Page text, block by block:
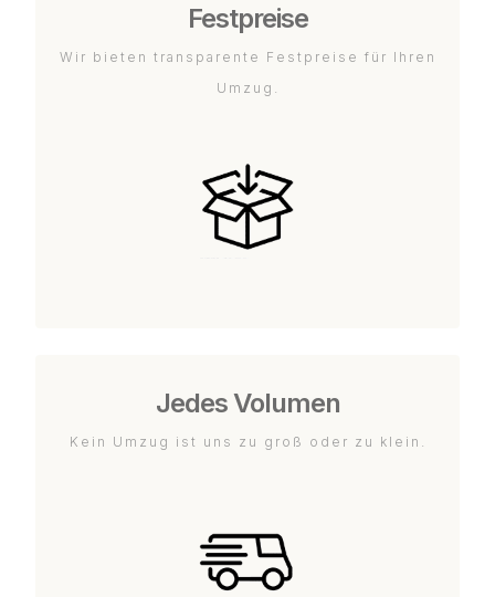
Festpreise
Wir bieten transparente Festpreise für Ihren
Umzug.
Jedes Volumen
Kein Umzug ist uns zu groß oder zu klein.